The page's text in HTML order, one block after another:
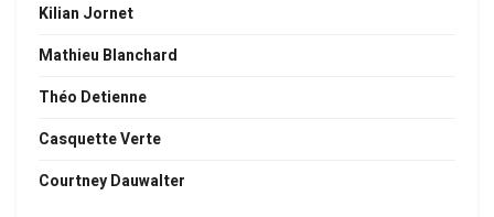
Kilian Jornet
Mathieu Blanchard
Théo Detienne
Casquette Verte
Courtney Dauwalter